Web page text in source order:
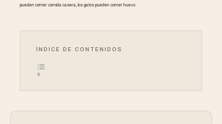
pueden comer comida casera, los gatos pueden comer huevo
ÍNDICE DE CONTENIDOS